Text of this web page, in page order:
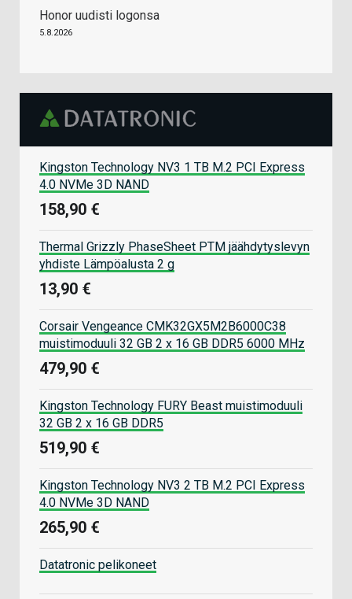
Honor uudisti logonsa
5.8.2026
Kingston Technology NV3 1 TB M.2 PCI Express
4.0 NVMe 3D NAND
158,90 €
Thermal Grizzly PhaseSheet PTM jäähdytyslevyn
yhdiste Lämpöalusta 2 g
13,90 €
Corsair Vengeance CMK32GX5M2B6000C38
muistimoduuli 32 GB 2 x 16 GB DDR5 6000 MHz
479,90 €
Kingston Technology FURY Beast muistimoduuli
32 GB 2 x 16 GB DDR5
519,90 €
Kingston Technology NV3 2 TB M.2 PCI Express
4.0 NVMe 3D NAND
265,90 €
Datatronic pelikoneet